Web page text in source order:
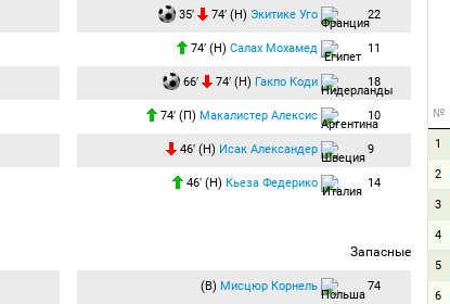
35′ 74′ (Н) Экитике Уго 22
74′ (Н) Салах Мохамед 11
66′ 74′ (Н) Гакпо Коди 18
74′ (П) Макалистер Алексис 10
46′ (Н) Исак Александер 9
46′ (Н) Кьеза Федерико 14
Запасные
(В) Мисцюр Корнель 74
№
1
2
3
4
5
6